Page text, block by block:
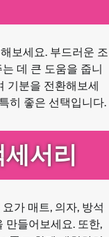
보세요. 부드러운 조
데 큰 도움을 줍니
기분을 전환해보세
히 좋은 선택입니다.
서리
가 매트, 의자, 방석
만들어보세요. 또한,